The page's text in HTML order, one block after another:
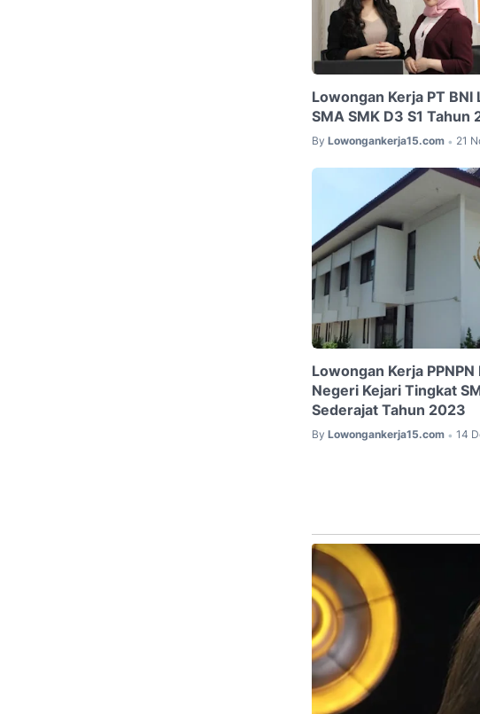
Lowongan Kerja PT
SMA SMK D3 S1 Tahun
By Lowongankerja15.com • 21
Lowongan Kerja PPNPN
Negeri Kejari Tingkat
Sederajat Tahun 2023
By Lowongankerja15.com • 14